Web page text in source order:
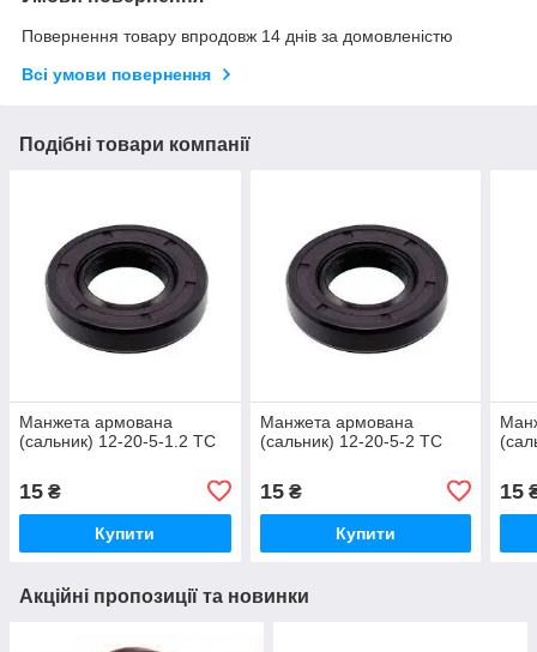
Повернення товару впродовж 14 днів за домовленістю
Всі умови повернення
Подібні товари компанії
Манжета армована
(сальник) 12-20-5-1.2 TC
15 ₴
Купити
Манжета армована
(сальник) 12-20-5-2 TC
15₴
Купити
15
Акційні пропозиції та новинки